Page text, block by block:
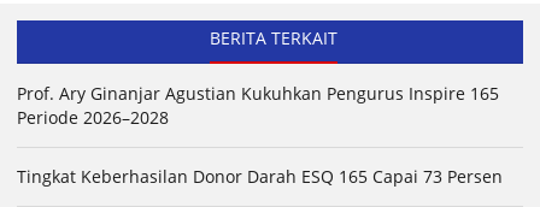
BERITA TERKAIT
Prof. Ary Ginanjar Agustian Kukuhkan Pengurus Inspire 165
Periode 2026–2028
Tingkat Keberhasilan Donor Darah ESQ 165 Capai 73 Persen